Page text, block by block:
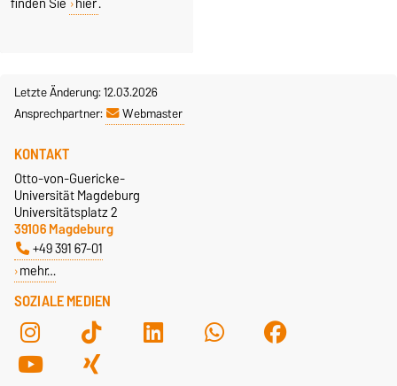
Letzte Änderung: 12.03.2026
Ansprechpartner:
Webmaster
SOZIALE MEDIEN
KONTAKT
Otto-von-Guericke-
Universität Magdeburg
Universitätsplatz 2
39106 Magdeburg
+49 391 67-01
mehr…